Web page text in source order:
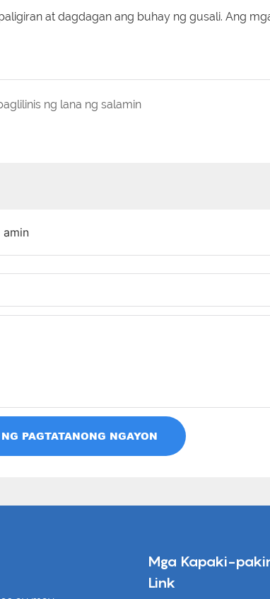
at dagdagan ang buhay ng gusali. Ang
ng lana ng salamin
amin
PAGTATANONG NGAYON
Mga Kapaki-
Link